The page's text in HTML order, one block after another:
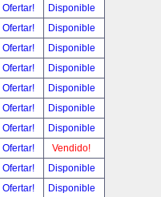
Ofertar!
Disponible
Ofertar!
Disponible
Ofertar!
Disponible
Ofertar!
Disponible
Ofertar!
Disponible
Ofertar!
Disponible
Ofertar!
Disponible
Ofertar!
Vendido!
Ofertar!
Disponible
Ofertar!
Disponible